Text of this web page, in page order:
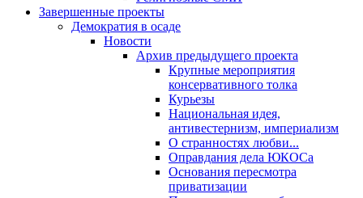
Завершенные проекты
Демократия в осаде
Новости
Архив предыдущего проекта
Крупные мероприятия
консервативного толка
Курьезы
Национальная идея,
антивестернизм, империализм
О странностях любви...
Оправдания дела ЮКОСа
Основания пересмотра
приватизации